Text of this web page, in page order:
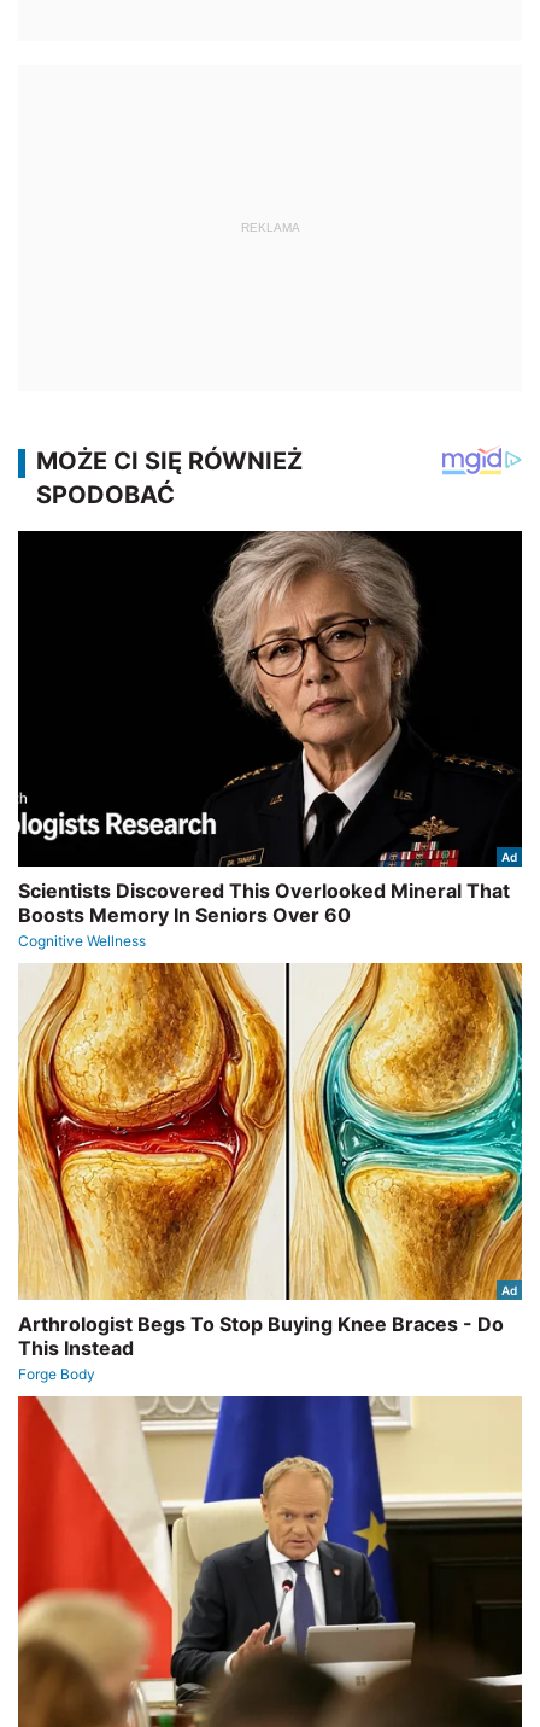
REKLAMA